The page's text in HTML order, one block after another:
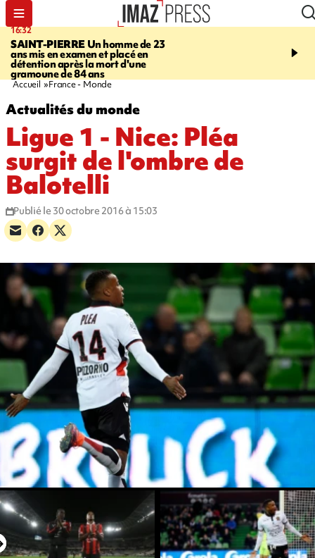
16:32
SAINT-PIERREUn homme de 23
ans mis en examen et placé en
détention après la mort d'une
gramoune de 84 ans
21:08
et Turquie scellent un
Accueil France - Monde
Actualités du monde
Ligue 1 - Nice: Pléa
surgit de l'ombre de
Balotelli
Publié le 30 octobre 2016 à 15:03